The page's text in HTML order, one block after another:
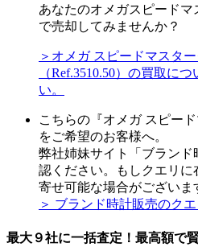
あなたのオメガスピードマ
で売却してみませんか？
＞オメガ スピードマスタ
（Ref.3510.50）の買取に
い。
こちらの『オメガ スピー
をご希望のお客様へ。
弊社姉妹サイト「ブラン
認ください。もしクエリに
寄せ可能な場合がございま
＞ ブランド時計販売のク
最大９社に一括査定！ 最高額で